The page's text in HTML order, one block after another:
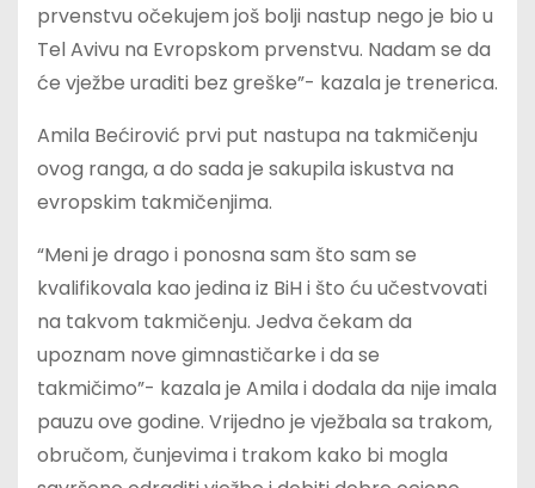
prvenstvu očekujem još bolji nastup nego je bio u
Tel Avivu na Evropskom prvenstvu. Nadam se da
će vježbe uraditi bez greške”- kazala je trenerica.
Amila Bećirović prvi put nastupa na takmičenju
ovog ranga, a do sada je sakupila iskustva na
evropskim takmičenjima.
“Meni je drago i ponosna sam što sam se
kvalifikovala kao jedina iz BiH i što ću učestvovati
na takvom takmičenju. Jedva čekam da
upoznam nove gimnastičarke i da se
takmičimo”- kazala je Amila i dodala da nije imala
pauzu ove godine. Vrijedno je vježbala sa trakom,
obručom, čunjevima i trakom kako bi mogla